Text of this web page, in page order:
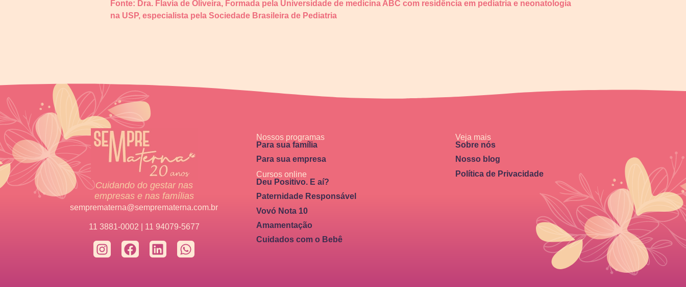
Fonte: Dra. Flavia de Oliveira, Formada pela Universidade de medicina ABC com residência em pediatria e neonatologia
na USP, especialista pela Sociedade Brasileira de Pediatria
Cuidando do gestar nas
empresas e nas famílias
semprematerna@semprematerna.com.br
11 3881-0002 | 11 94079-5677
Nossos programas
Para sua família
Para sua empresa
Cursos online
Deu Positivo. E aí?
Paternidade Responsável
Vovó Nota 10
Amamentação
Cuidados com o Bebê
Veja mais
Sobre nós
Nosso blog
Política de Privacidade